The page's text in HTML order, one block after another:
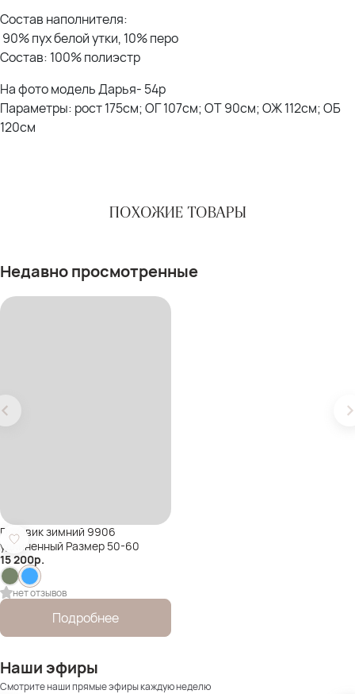
Состав наполнителя:
90% пух белой утки, 10% перо
Состав: 100% полиэстр
На фото модель Дарья- 54р
Параметры: рост 175см; ОГ 107см; ОТ 90см; ОЖ 112см; ОБ
120см
ПОХОЖИЕ ТОВАРЫ
Недавно просмотренные
Пуховик зимний 9906
удлиненный Размер 50-60
15 200р.
нет отзывов
Подробнее
Наши эфиры
Смотрите наши прямые эфиры каждую неделю